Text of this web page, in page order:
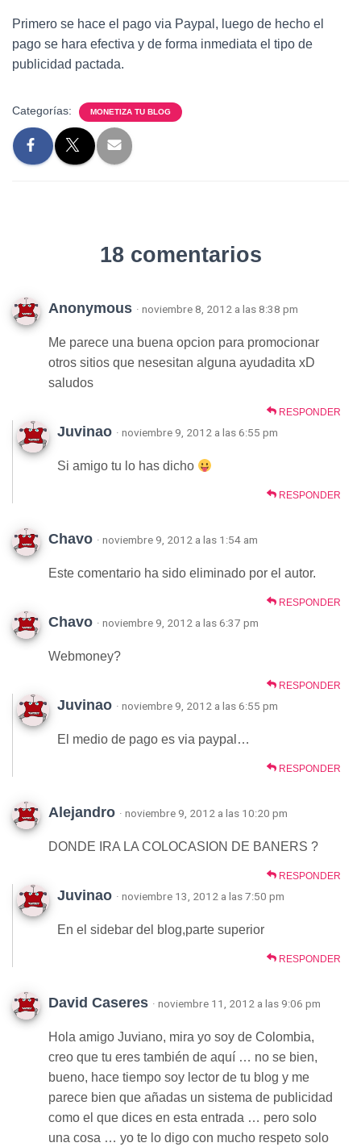
Primero se hace el pago via Paypal, luego de hecho el
pago se hara efectiva y de forma inmediata el tipo de
publicidad pactada.
Categorías: MONETIZA TU BLOG
18 comentarios
Anonymous · noviembre 8, 2012 a las 8:38 pm
Me parece una buena opcion para promocionar
otros sitios que nesesitan alguna ayudadita xD
saludos
RESPONDER
Juvinao · noviembre 9, 2012 a las 6:55 pm
Si amigo tu lo has dicho
RESPONDER
Chavo · noviembre 9, 2012 a las 1:54 am
Este comentario ha sido eliminado por el autor.
RESPONDER
Chavo · noviembre 9, 2012 a las 6:37 pm
Webmoney?
RESPONDER
Juvinao · noviembre 9, 2012 a las 6:55 pm
El medio de pago es via paypal…
RESPONDER
Alejandro · noviembre 9, 2012 a las 10:20 pm
DONDE IRA LA COLOCASION DE BANERS ?
RESPONDER
Juvinao · noviembre 13, 2012 a las 7:50 pm
En el sidebar del blog,parte superior
RESPONDER
David Caseres · noviembre 11, 2012 a las 9:06 pm
Hola amigo Juviano, mira yo soy de Colombia,
creo que tu eres también de aquí … no se bien,
bueno, hace tiempo soy lector de tu blog y me
parece bien que añadas un sistema de publicidad
como el que dices en esta entrada … pero solo
una cosa … yo te lo digo con mucho respeto solo